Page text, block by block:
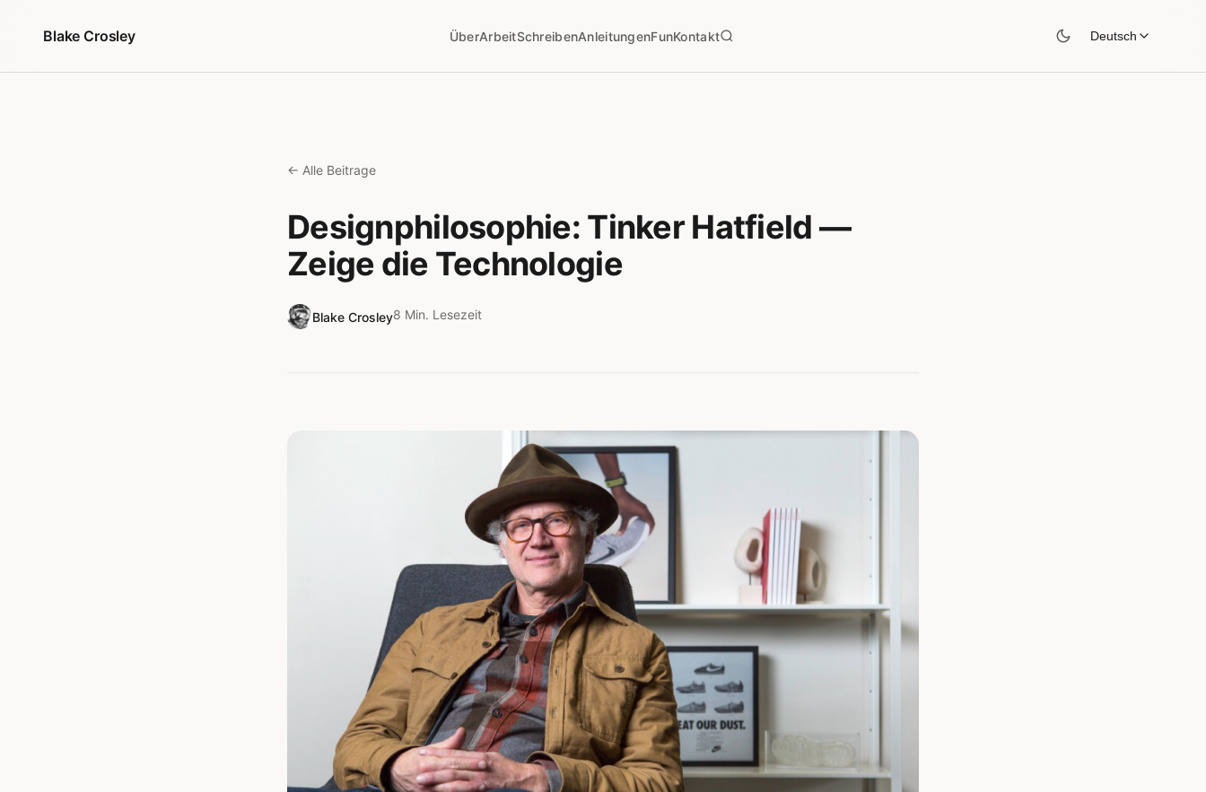
Blake Crosley
ÜberArbeitSchreibenAnleitungenFunKontakt Deutsch
← Alle Beitrage
Designphilosophie: Tinker Hatfield —
Zeige die Technologie
Blake Crosley8 Min. Lesezeit